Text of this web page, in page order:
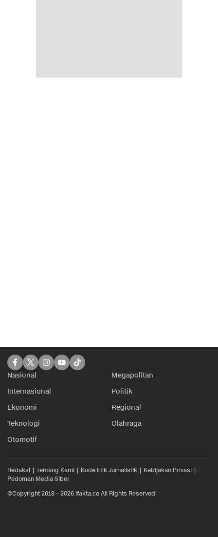
Nasional
Megapolitan
Internasional
Politik
Ekonomi
Regional
Teknologi
Olahraga
Otomotif
Redaksi Tentang Kami Kode Etik Jurnalistik
Kebijakan Privasi
Pedoman Media Siber
©Copyright 2018 – 2026 ifakta.co All Rights Reserved